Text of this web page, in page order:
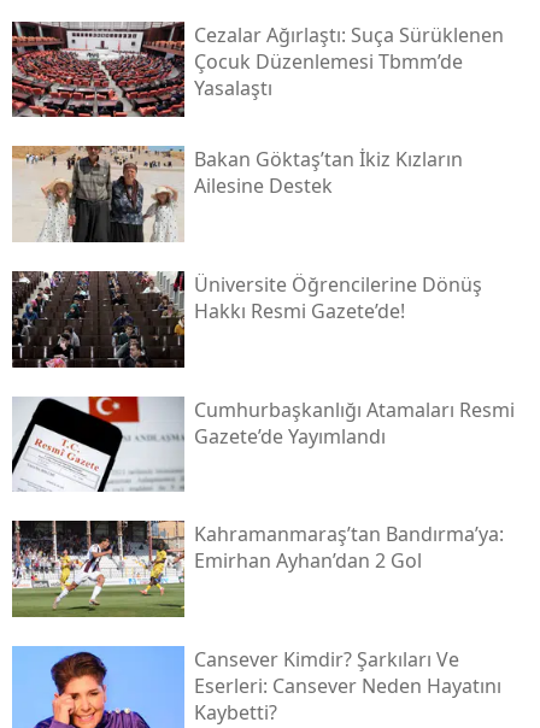
Cezalar Ağırlaştı: Suça Sürüklenen
Çocuk Düzenlemesi Tbmm’de
Yasalaştı
Bakan Göktaş’tan İkiz Kızların
Ailesine Destek
Üniversite Öğrencilerine Dönüş
Hakkı Resmi Gazete’de!
Cumhurbaşkanlığı Atamaları Resmi
Gazete’de Yayımlandı
Kahramanmaraş’tan Bandırma’ya:
Emirhan Ayhan’dan 2 Gol
Cansever Kimdir? Şarkıları Ve
Eserleri: Cansever Neden Hayatını
Kaybetti?